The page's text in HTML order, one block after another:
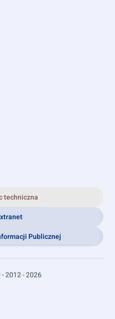
techniczna
Publicznej
2012 - 2026